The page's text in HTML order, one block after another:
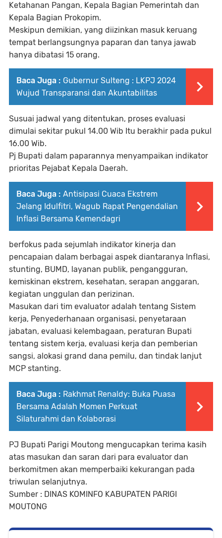
Ketahanan Pangan, Kepala Bagian Pemerintah dan
Kepala Bagian Prokopim.
Meskipun demikian, yang diizinkan masuk keruang
tempat berlangsungnya paparan dan tanya jawab
hanya dibatasi 15 orang.
Baca Juga : Gubernur Sulteng : LKPJ 2024
Wujud Transparansi dan Akuntabilitas
Susuai jadwal yang ditentukan, proses evaluasi
dimulai sekitar pukul 14.00 Wib Itu berakhir pada pukul
16.00 Wib.
Pj Bupati dalam paparannya menyampaikan indikator
prioritas Pejabat Kepala Daerah.
Baca Juga : Antisipasi Cuaca Ekstrem
Jelang Idulfitri, Wagub Rapat Pengendalian
Inflasi Bersama Kemendagri
berfokus pada sejumlah indikator kinerja dan
pencapaian dalam berbagai aspek diantaranya Inflasi,
stunting, BUMD, layanan publik, pengangguran,
kemiskinan ekstrem, kesehatan, serapan anggaran,
kegiatan unggulan dan perizinan.
Masukan dari tim evaluator adalah tentang Sistem
kerja, Penyederhanaan organisasi, penyetaraan
jabatan, evaluasi kelembagaan, peraturan Bupati
tentang sistem kerja, evaluasi kerja dan pemberian
sangsi, alokasi grand dana pemilu, dan tindak lanjut
MCP stanting.
Baca Juga : Rakhmat Renaldy: Buka Puasa
Bersama Adalah Momen Perkuat
Silaturahmi dan Kolaborasi
PJ Bupati Parigi Moutong mengucapkan terima kasih
atas masukan dan saran dari para evaluator dan
berkomitmen akan memperbaiki kekurangan pada
triwulan selanjutnya.
Sumber : DINAS KOMINFO KABUPATEN PARIGI
MOUTONG